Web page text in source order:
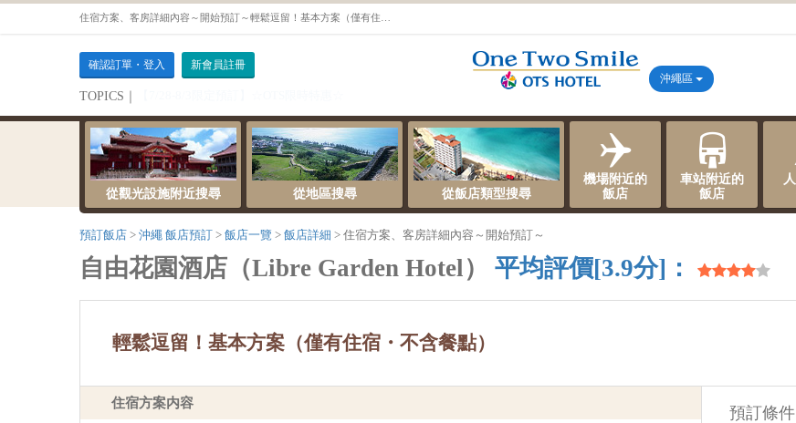
確認訂單・登入 新會員註冊
TOPICS｜
沖繩區
從觀光設施附近搜尋 從地區搜尋 從飯店類型搜尋
機場附近的
飯店
車站附近的
飯店
預訂飯店 沖繩 飯店預訂 飯店一覽 飯店詳細 住宿方案、客房詳細內容～開始預訂～
自由花園酒店（Libre Garden Hotel） 平均評價[3.9分]：
輕鬆逗留！基本方案（僅有住宿・不含餐點）
住宿方案内容
預訂條件